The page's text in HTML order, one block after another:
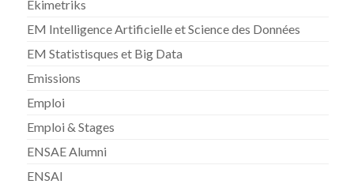
Ekimetriks
EM Intelligence Artificielle et Science des Données
EM Statistisques et Big Data
Emissions
Emploi
Emploi & Stages
ENSAE Alumni
ENSAI